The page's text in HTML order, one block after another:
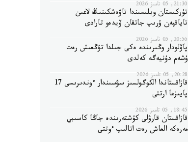
21:30, 05 تامىز 2026
تۇركىستان وبلىسىندا تاۋەشكىنىڭ لاعىن
تاياقپەن ۇرىپ جاتقان ۆيدەو تارادى
20:56, 05 تامىز 2026
پاۆلودار وڭىرىندە ەكى جىلدا تۇڭعىش رەت
ۇشەم دۇنيەگە كەلدى
20:28, 05 تامىز 2026
قازاقستاندا الكوگولسىز سۋسىندار ءوندىرىسى 17
پايىزعا ارتتى
18:45, 05 تامىز 2026
قازاقستان قارۋلى كۇشتەرىندە جاڭا كاسىبي
مەرەكە العاش رەت اتالىپ ءوتتى